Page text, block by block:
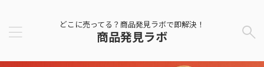
どこに売ってる？商品発見ラボで即解決！
商品発見ラボ